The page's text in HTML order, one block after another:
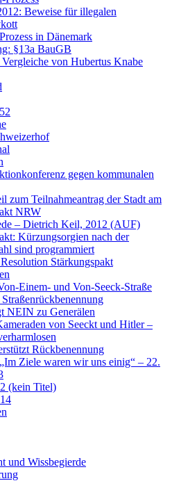
Beweise für illegalen
in Dänemark
§13a BauGB
von Hubertus Knabe
gegen kommunalen
zum Teilnahmeantrag der Stadt am
NRW
– Dietrich Keil, 2012 (AUF)
Kürzungsorgien nach der
sind programmiert
Stärkungspakt
Einem- und Von-Seeck-Straße
NEIN zu Generälen
von Seeckt und Hitler –
Rückbenennung
Ziele waren wir uns einig“ – 22.
(kein Titel)
und Wissbegierde